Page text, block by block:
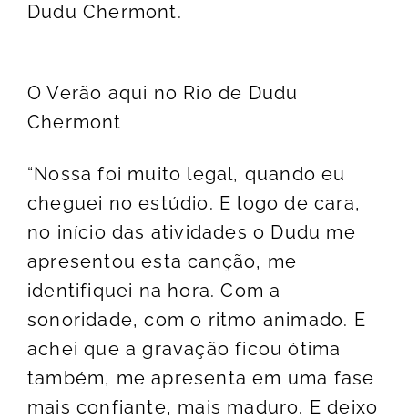
Dudu Chermont.
O Verão aqui no Rio de Dudu
Chermont
“Nossa foi muito legal, quando eu
cheguei no estúdio. E logo de cara,
no início das atividades o Dudu me
apresentou esta canção, me
identifiquei na hora. Com a
sonoridade, com o ritmo animado. E
achei que a gravação ficou ótima
também, me apresenta em uma fase
mais confiante, mais maduro. E deixo